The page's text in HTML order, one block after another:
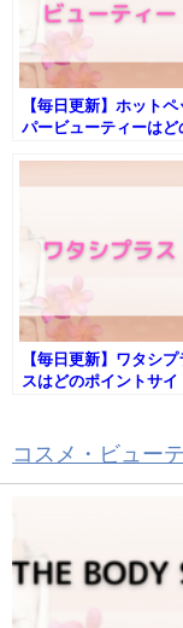
【毎日更新】ホットペ
パービューティーはど
【毎日更新】ワタシプ
スはどのポイントサイ
コスメ・ビュー